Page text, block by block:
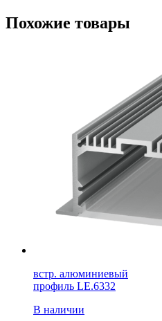
Похожие товары
встр. алюминиевый
профиль LE.6332
В наличии